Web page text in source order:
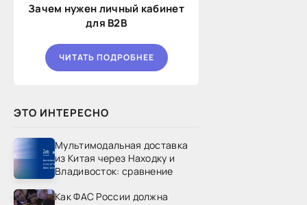
Зачем нужен личный кабинет
для B2B
ЧИТАТЬ ПОДРОБНЕЕ
ЭТО ИНТЕРЕСНО
Мультимодальная доставка
из Китая через Находку и
Владивосток: сравнение
Как ФАС России должна